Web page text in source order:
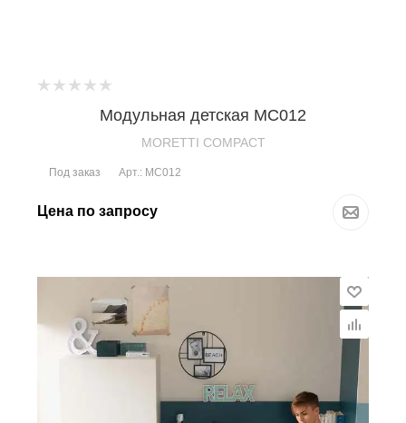
Модульная детская MC012
MORETTI COMPACT
Под заказ Арт.: MC012
Цена по запросу